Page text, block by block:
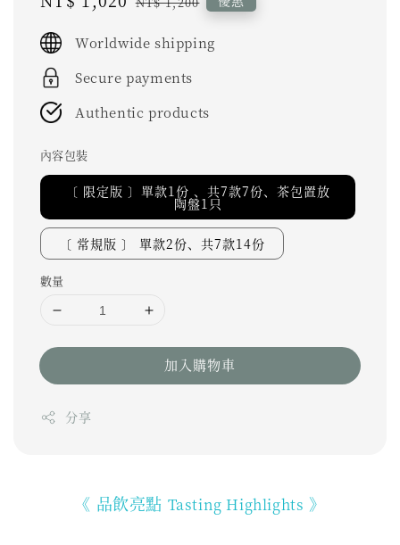
Worldwide shipping
Secure payments
Authentic products
內容包裝
〔 限定版 〕單款1份 、共7款7份、茶包置放
陶盤1只
〔 常規版 〕 單款2份、共7款14份
數量
加入購物車
分享
《 品飲亮點 Tasting Highlights 》